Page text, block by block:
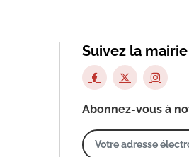
Suivez la
Abonnez-vous à